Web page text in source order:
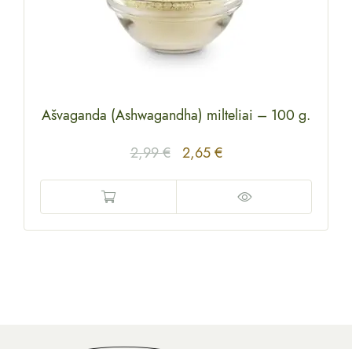
Ašvaganda (Ashwagandha) milteliai – 100 g.
2,99€ 2,65€